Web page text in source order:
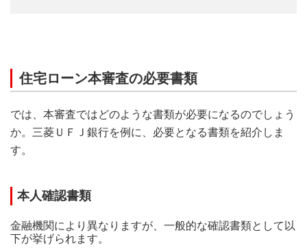
住宅ローン本審査の必要書類
では、本審査ではどのような書類が必要になるのでしょう
か。三菱ＵＦＪ銀行を例に、必要となる書類を紹介しま
す。
本人確認書類
金融機関により異なりますが、一般的な確認書類として以
下が挙げられます。